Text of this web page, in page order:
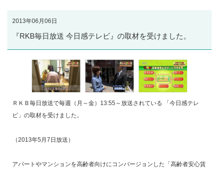
2013年06月06日
『RKB毎日放送 今日感テレビ』の取材を受けました。
ＲＫＢ毎日放送で毎週（月～金）13:55～放送されている 「今日感テレ
ビ」の取材を受けました。
（2013年5月7日放送）
アパートやマンションを高齢者向けにコンバージョンした「高齢者安心賃